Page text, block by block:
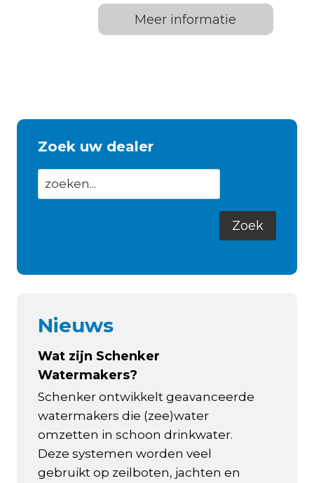
Meer informatie
Zoek uw dealer
Nieuws
Wat zijn Schenker
Watermakers?
Schenker ontwikkelt geavanceerde
watermakers die (zee)water
omzetten in schoon drinkwater.
Deze systemen worden veel
gebruikt op zeilboten, jachten en